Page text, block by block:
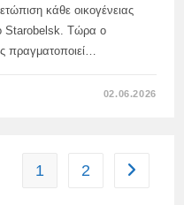
κάθε οικογένειας
Starobelsk. Τώρα ο
πραγματοποιεί…
ΤΡΟΜΟΚΡΑΤΙΚΉΣ
02.06.2026
1 2 Go to the